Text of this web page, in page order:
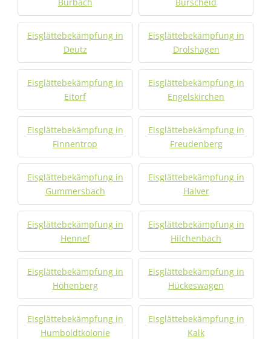
Eisglättebekämpfung in
Deutz
Eisglättebekämpfung in
Drolshagen
Eisglättebekämpfung in
Eitorf
Eisglättebekämpfung in
Engelskirchen
Eisglättebekämpfung in
Finnentrop
Eisglättebekämpfung in
Freudenberg
Eisglättebekämpfung in
Gummersbach
Eisglättebekämpfung in
Halver
Eisglättebekämpfung in
Hennef
Eisglättebekämpfung in
Hilchenbach
Eisglättebekämpfung in
Höhenberg
Eisglättebekämpfung in
Hückeswagen
Eisglättebekämpfung in
Humboldtkolonie
Eisglättebekämpfung in
Kalk